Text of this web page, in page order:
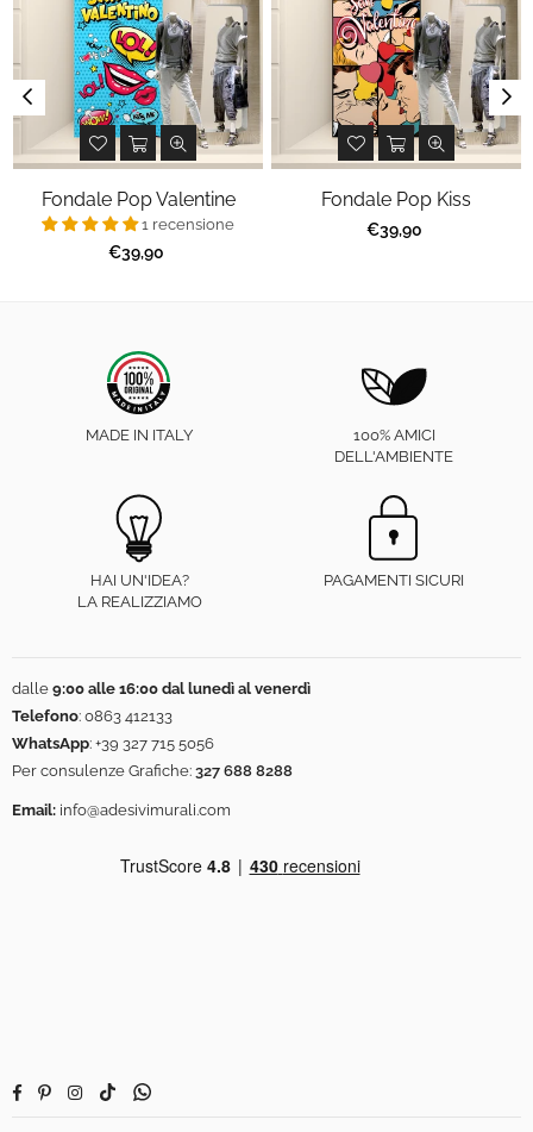
Fondale Pop Valentine
1 recensione
Prezzo
€39,90
Fondale Pop Kiss
Prezzo
€39,90
MADE IN ITALY
100% AMICI
DELL'AMBIENTE
HAI UN'IDEA?
LA REALIZZIAMO
PAGAMENTI SICURI
dalle 9:00 alle 16:00 dal lunedì al venerdì
Telefono: 0863 412133
WhatsApp: +39 327 715 5056
Per consulenze Grafiche: 327 688 8288
Email: info@adesivimurali.com
FacebookPinterestInstagram
TikTokWhatsapp